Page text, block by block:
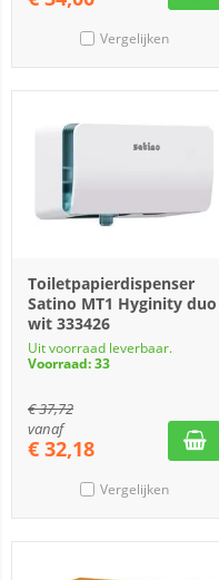
Vergelijken
Toiletpapierdispenser
Satino MT1 Hyginity duo
wit 333426
Uit voorraad leverbaar.
Voorraad: 33
€37,72
vanaf
€ 32,18
Vergelijken